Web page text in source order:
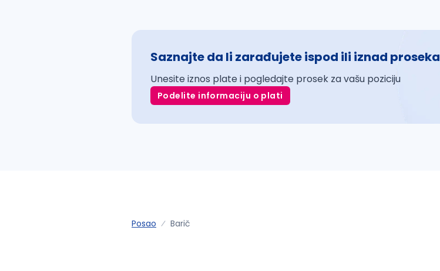
Saznajte da li zarađujete ispod ili iznad proseka
Unesite iznos plate i pogledajte prosek za vašu poziciju
Podelite informaciju o plati
Posao Barič